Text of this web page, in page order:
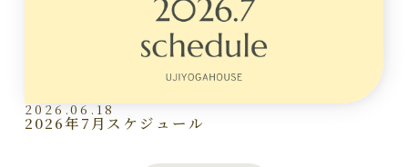
2026.06.18
2026年7月スケジュール